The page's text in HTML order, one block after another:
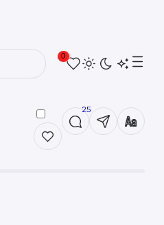
0
25